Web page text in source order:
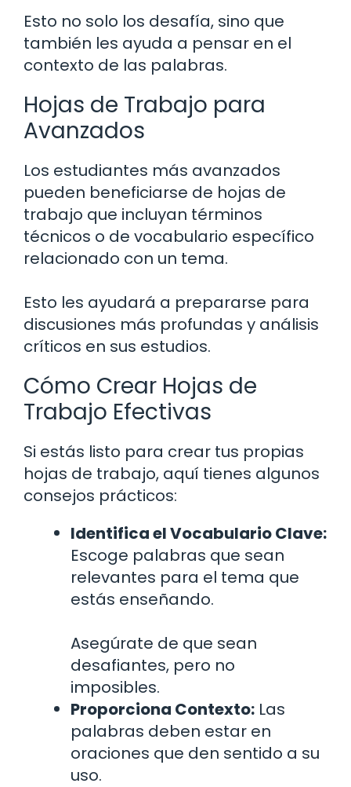
Esto no solo los desafía, sino que
también les ayuda a pensar en el
contexto de las palabras.
Hojas de Trabajo para
Avanzados
Los estudiantes más avanzados
pueden beneficiarse de hojas de
trabajo que incluyan términos
técnicos o de vocabulario específico
relacionado con un tema.
Esto les ayudará a prepararse para
discusiones más profundas y análisis
críticos en sus estudios.
Cómo Crear Hojas de
Trabajo Efectivas
Si estás listo para crear tus propias
hojas de trabajo, aquí tienes algunos
consejos prácticos:
Identifica el Vocabulario Clave:
Escoge palabras que sean
relevantes para el tema que
estás enseñando.
Asegúrate de que sean
desafiantes, pero no
imposibles.
Proporciona Contexto: Las
palabras deben estar en
oraciones que den sentido a su
uso.